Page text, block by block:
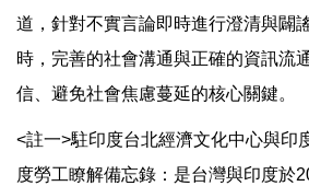
道，針對不實言論即時進行澄清與闢
時，完善的社會溝通與正確的資訊流
信、避免社會焦慮蔓延的核心關鍵。
<註一>駐印度台北經濟文化中心與印
度勞工瞭解備忘錄：是台灣與印度於